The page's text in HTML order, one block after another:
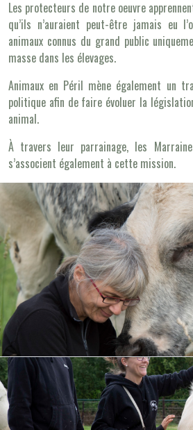
Les protecteurs de notre oeuvre
qu’ils n’auraient peut-être jamais eu
animaux connus du grand public
masse dans les élevages.
Animaux en Péril mène également un
politique afin de faire évoluer la
animal.
À travers leur parrainage, les
s’associent également à cette mission.